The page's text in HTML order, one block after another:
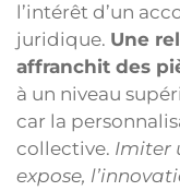
l’intérêt d’un
juridique. Une
affranchit des
à un niveau
car la
collective. Imiter
expose,